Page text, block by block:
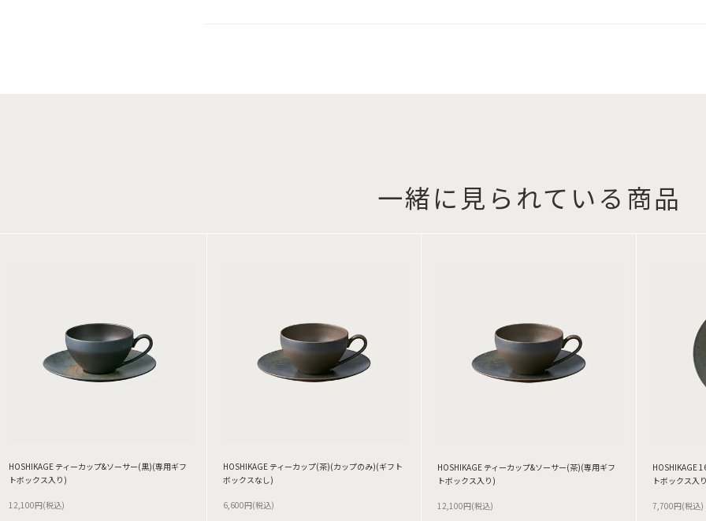
一緒に見られている商品
HOSHIKAGE ティーカップ&ソーサー(黒)(専用ギフ
トボックス入り)
12,100円(税込)
HOSHIKAGE ティーカップ(茶)(カップのみ)(ギフト
ボックスなし)
6,600円(税込)
HOSHIKAGE ティーカップ&ソーサー(茶)(専用ギフ
トボックス入り)
12,100円(税込)
HOSHIKAGE
トボックス入
7,700円(税込)